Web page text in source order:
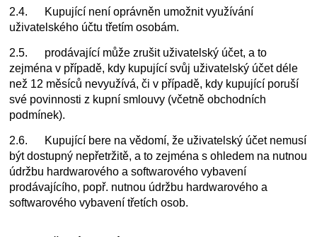
2.4. Kupující není oprávněn umožnit využívání
uživatelského účtu třetím osobám.
2.5. prodávající může zrušit uživatelský účet, a to
zejména v případě, kdy kupující svůj uživatelský účet déle
než 12 měsíců nevyužívá, či v případě, kdy kupující poruší
své povinnosti z kupní smlouvy (včetně obchodních
podmínek).
2.6. Kupující bere na vědomí, že uživatelský účet nemusí
být dostupný nepřetržitě, a to zejména s ohledem na nutnou
údržbu hardwarového a softwarového vybavení
prodávajícího, popř. nutnou údržbu hardwarového a
softwarového vybavení třetích osob.